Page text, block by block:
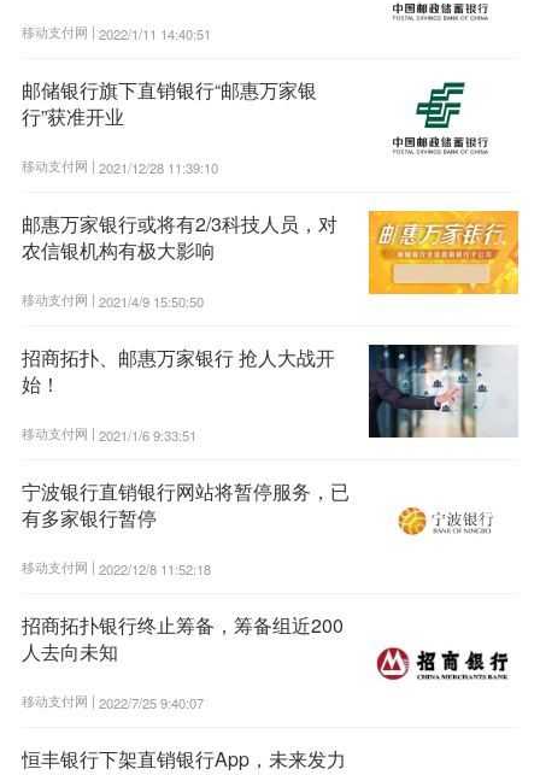
移动支付网 | 2022/1/11 14:40:51
邮储银行旗下直销银行“邮惠万家银
行”获准开业
移动支付网 | 2021/12/28 11:39:10
邮惠万家银行或将有2/3科技人员，对
农信银机构有极大影响
移动支付网 | 2021/4/9 15:50:50
招商拓扑、邮惠万家银行 抢人大战开
始！
移动支付网 | 2021/1/6 9:33:51
宁波银行直销银行网站将暂停服务，已
有多家银行暂停
移动支付网 | 2022/12/8 11:52:18
招商拓扑银行终止筹备，筹备组近200
人去向未知
移动支付网 | 2022/7/25 9:40:07
恒丰银行下架直销银行App，未来发力